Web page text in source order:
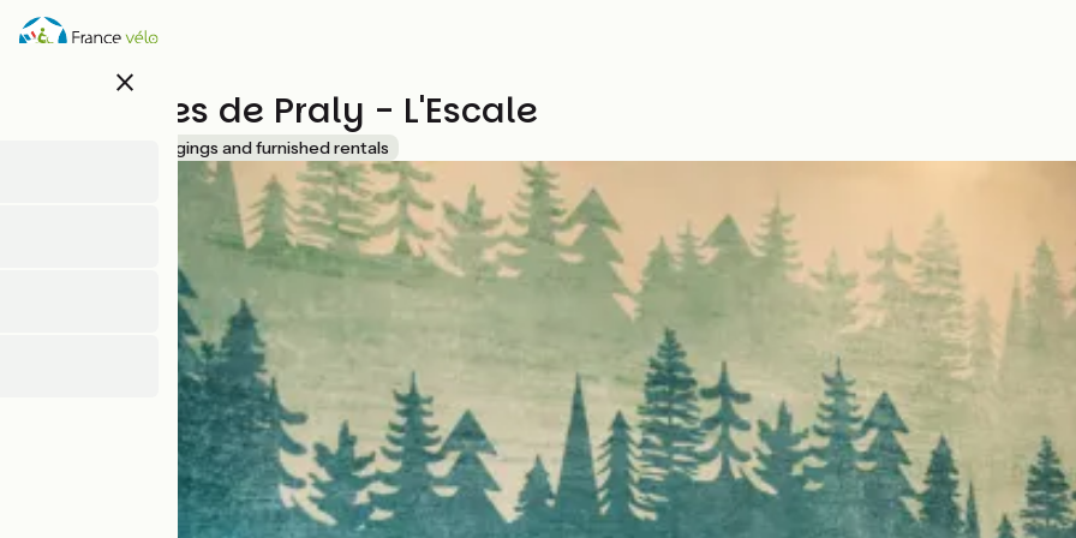
Direkt
zum
close
Les Lodges de Praly - L'Escale
Lodgings and furnished rentals